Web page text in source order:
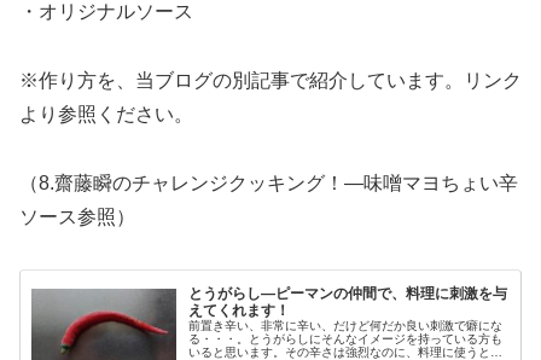
・オリジナルソース
※作り方を、当ブログの別記事で紹介しています。リンク
より参照ください。
（8.齋藤瞬のチャレンジクッキング！―味噌マヨちょい辛
ソース参照）
とうがらし―ピーマンの仲間で、料理に刺激を与
えてくれます！
前置き辛い、非常に辛い、だけど何だか良い刺激で癖にな
る・・・。とうがらしにそんなイメージを持っている方も
いると思います。その辛さは強烈なのに、料理に使うとバ